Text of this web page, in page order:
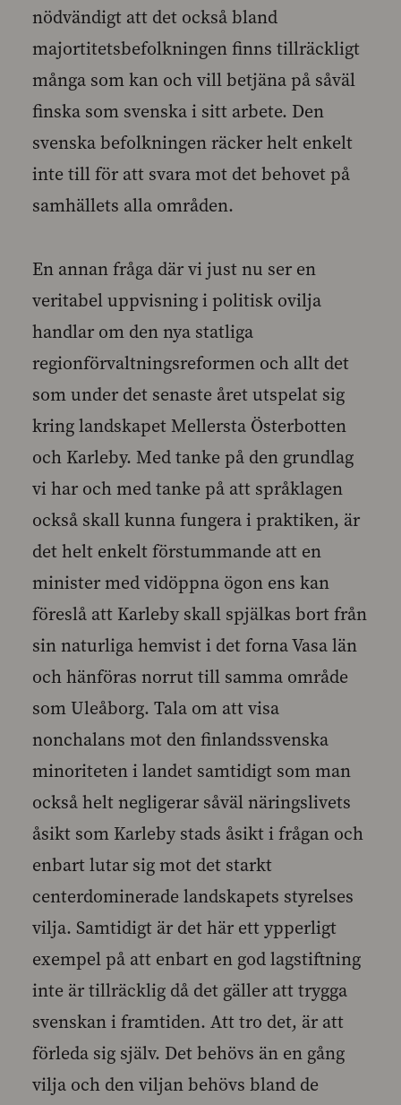
nödvändigt att det också bland
majortitetsbefolkningen finns tillräckligt
många som kan och vill betjäna på såväl
finska som svenska i sitt arbete. Den
svenska befolkningen räcker helt enkelt
inte till för att svara mot det behovet på
samhällets alla områden.
En annan fråga där vi just nu ser en
veritabel uppvisning i politisk ovilja
handlar om den nya statliga
regionförvaltningsreformen och allt det
som under det senaste året utspelat sig
kring landskapet Mellersta Österbotten
och Karleby. Med tanke på den grundlag
vi har och med tanke på att språklagen
också skall kunna fungera i praktiken, är
det helt enkelt förstummande att en
minister med vidöppna ögon ens kan
föreslå att Karleby skall spjälkas bort från
sin naturliga hemvist i det forna Vasa län
och hänföras norrut till samma område
som Uleåborg. Tala om att visa
nonchalans mot den finlandssvenska
minoriteten i landet samtidigt som man
också helt negligerar såväl näringslivets
åsikt som Karleby stads åsikt i frågan och
enbart lutar sig mot det starkt
centerdominerade landskapets styrelses
vilja. Samtidigt är det här ett ypperligt
exempel på att enbart en god lagstiftning
inte är tillräcklig då det gäller att trygga
svenskan i framtiden. Att tro det, är att
förleda sig själv. Det behövs än en gång
vilja och den viljan behövs bland de